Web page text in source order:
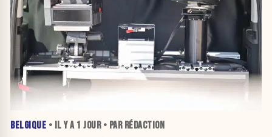
BELGIQUE • IL Y A 1 JOUR• PAR RÉDACTION